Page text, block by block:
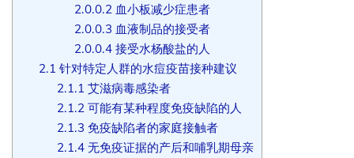
2.0.0.2 血小板减少症患者
2.0.0.3 血液制品的接受者
2.0.0.4 接受水杨酸盐的人
2.1 针对特定人群的水痘疫苗接种建议
2.1.1 艾滋病毒感染者
2.1.2可能有某种程度免疫缺陷的人
2.1.3 免疫缺陷者的家庭接触者
2.1.4无免疫证据的产后和哺乳期母亲